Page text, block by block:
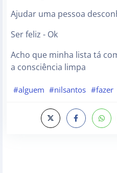
Ajudar uma pessoa
Ser feliz - Ok
Acho que minha lista tá
a consciência limpa
#alguem #nilsantos #fazer